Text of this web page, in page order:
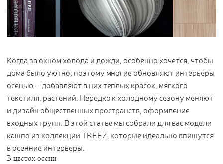
Дизайнерские композиции 17
Цветы
Готовые решения от Treez
Алфавитный указатель
Когда за окном холода и дожди, особенно хочется, чтобы
дома было уютно, поэтому многие обновляют интерьеры
осенью – добавляют в них тёплых красок, мягкого
текстиля, растений. Нередко к холодному сезону меняют
и дизайн общественных пространств, оформление
входных групп. В этой статье мы собрали для вас модели
кашпо из коллекции TREEZ, которые идеально впишутся
в осенние интерьеры.
В цветах осени